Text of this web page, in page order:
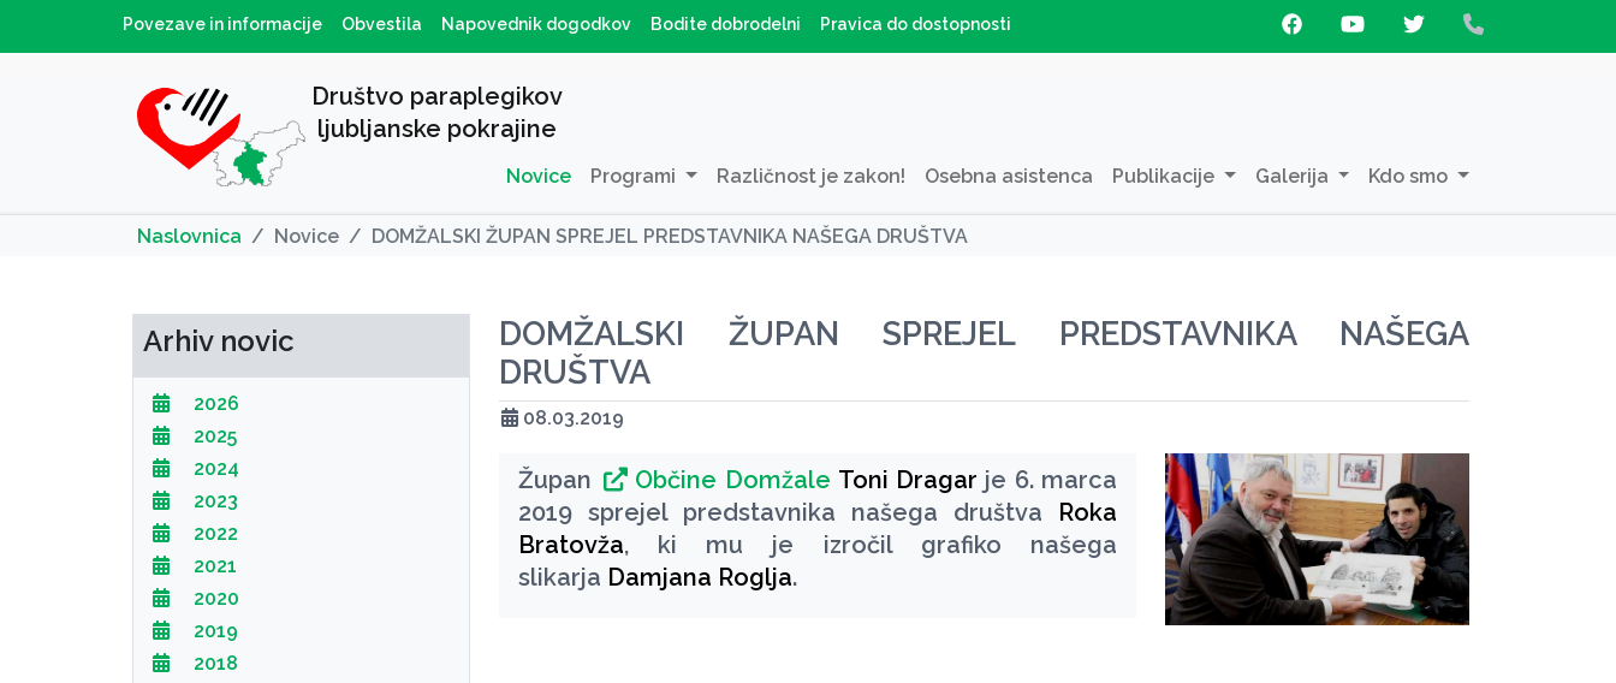
Povezave in informacije Obvestila Napovednik dogodkov Bodite dobrodelni Pravica do dostopnosti
Društvo paraplegikov
ljubljanske pokrajine
Novice Programi Različnost je zakon! Osebna asistenca Publikacije Galerija Kdo smo
Naslovnica Novice DOMŽALSKI ŽUPAN SPREJEL PREDSTAVNIKA NAŠEGA DRUŠTVA
Arhiv novic
2026
2025
2024
2023
2022
2021
2020
2019
2018
DOMŽALSKI ŽUPAN SPREJEL PREDSTAVNIKA NAŠEGA
DRUŠTVA
08.03.2019
Župan Občine Domžale Toni Dragar je 6. marca
2019 sprejel predstavnika našega društva Roka
Bratovža, ki mu je izročil grafiko našega
slikarja Damjana Roglja.